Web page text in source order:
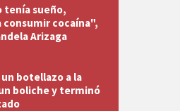
tenía sueño,
consumir cocaína",
Arizaga
botellazo a la
boliche y terminó